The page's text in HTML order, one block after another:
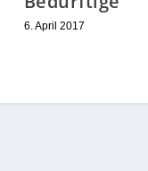
6. April 2017